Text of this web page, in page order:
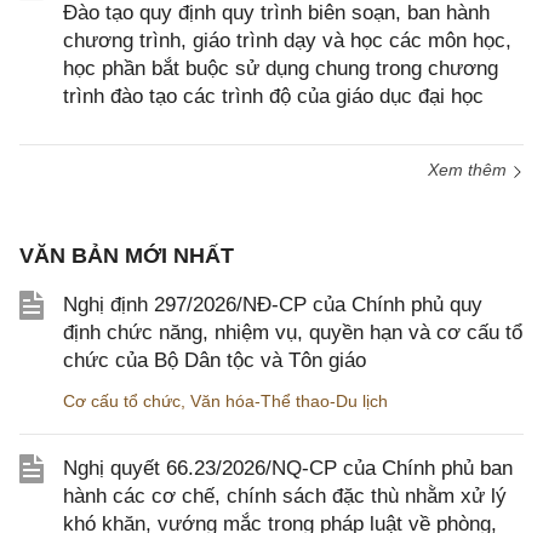
Đào tạo quy định quy trình biên soạn, ban hành
chương trình, giáo trình dạy và học các môn học,
học phần bắt buộc sử dụng chung trong chương
trình đào tạo các trình độ của giáo dục đại học
Xem thêm
VĂN BẢN MỚI NHẤT
Nghị định 297/2026/NĐ-CP của Chính phủ quy
định chức năng, nhiệm vụ, quyền hạn và cơ cấu tổ
chức của Bộ Dân tộc và Tôn giáo
Cơ cấu tổ chức, Văn hóa-Thể thao-Du lịch
Nghị quyết 66.23/2026/NQ-CP của Chính phủ ban
hành các cơ chế, chính sách đặc thù nhằm xử lý
khó khăn, vướng mắc trong pháp luật về phòng,